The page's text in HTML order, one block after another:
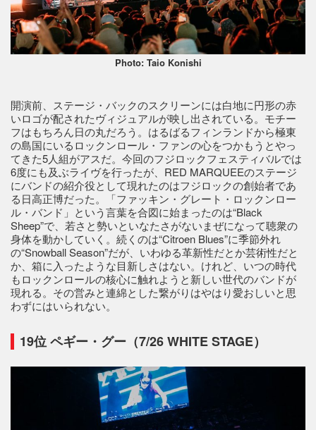
Photo: Taio Konishi
開演前、ステージ・バックのスクリーンには白地に円形の赤
いロゴが配されたヴィジュアルが映し出されている。モチー
フはもちろん日の丸だろう。はるばるフィンランドから極東
の島国にいるロックンロール・ファンの心をつかもうとやっ
てきた5人組がアスだ。今回のフジロックフェスティバルでは
6度にも及ぶライヴを行ったが、RED MARQUEEのステージ
にバンドの紹介役として現れたのはフジロックの創始者であ
る日高正博だった。「ファッキン・グレート・ロックンロー
ル・バンド」という言葉を合図に始まったのは“Black
Sheep”で、若さと勢いといなたさがないまぜになって聴衆の
身体を動かしていく。続くのは“Citroen Blues”に季節外れ
の“Snowball Season”だが、いわゆる革新性だとか芸術性だと
か、箱に入ったような目新しさはない。けれど、いつの時代
もロックンロールの核心に触れようと新しい世代のバンドが
現れる。その営みと連綿とした繋がりはやはり愛おしいと思
わずにはいられない。
19位 ペギー・グー（7/26 WHITE STAGE）